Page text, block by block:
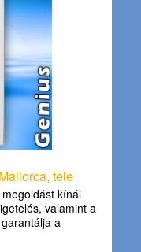
tele
kínál
valamint a
a